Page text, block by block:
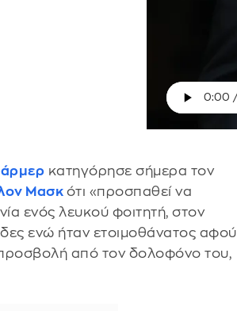
κατηγόρησε σήμερα τον
Μασκ ότι «προσπαθεί να
ενός λευκού φοιτητή, στον
ενώ ήταν ετοιμοθάνατος αφού
προσβολή από τον δολοφόνο του,